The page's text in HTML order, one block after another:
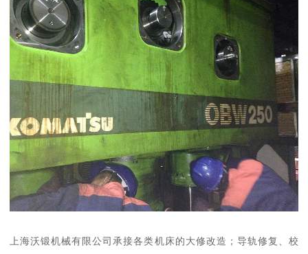
上海沃锻机械有限公司承接各类机床的大修改造；导轨修复、校